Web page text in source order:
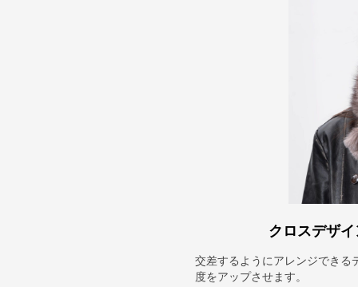
クロスデザ
交差するようにアレンジできる
度をアップさせます。